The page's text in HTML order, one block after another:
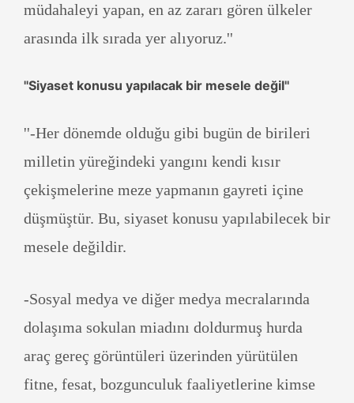
müdahaleyi yapan, en az zararı gören ülkeler
arasında ilk sırada yer alıyoruz.''
''Siyaset konusu yapılacak bir mesele değil''
''-Her dönemde olduğu gibi bugün de birileri
milletin yüreğindeki yangını kendi kısır
çekişmelerine meze yapmanın gayreti içine
düşmüştür. Bu, siyaset konusu yapılabilecek bir
mesele değildir.
-Sosyal medya ve diğer medya mecralarında
dolaşıma sokulan miadını doldurmuş hurda
araç gereç görüntüleri üzerinden yürütülen
fitne, fesat, bozgunculuk faaliyetlerine kimse